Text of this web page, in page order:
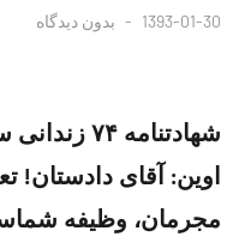
1393-01-30 بدون دیدگاه
شهادتنامه
اوین: آقای دادستان!
مجرمان، وظیفه